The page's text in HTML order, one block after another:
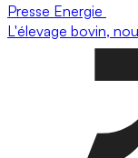
Presse Energie
L'élevage bovin,